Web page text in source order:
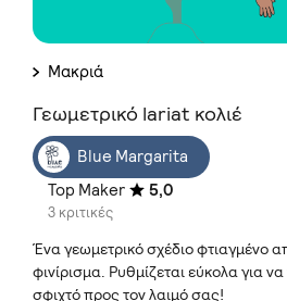
Μακριά
Γεωμετρικό lariat κολιέ
Blue Margarita
Top Maker
5,0
3 κριτικές
Ένα γεωμετρικό σχέδιο φτιαγμένο
φινίρισμα. Ρυθμίζεται εύκολα για
σφιχτό προς τον λαιμό σας!